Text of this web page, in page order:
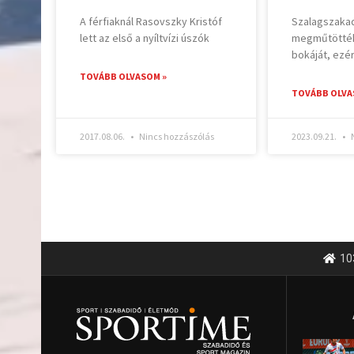
A férfiaknál Rasovszky Kristóf
lett az első a nyíltvízi úszók
TOVÁBB OLVASOM »
2017.08.06. Nincs hozzászólás
bokáját,
TOVÁBB
2023.09.21.